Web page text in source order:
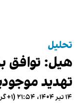
تحلیل
هیل: توافق
تهدید
۱۴ تیر ۱۴۰۴، ۲۱:۵۴ (‎+۱ گرینویچ)